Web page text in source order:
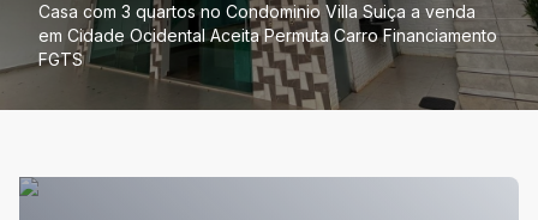
Casa com 3 quartos no Condominio Villa Suiça a venda
em Cidade Ocidental Aceita Permuta Carro Financiamento
FGTS